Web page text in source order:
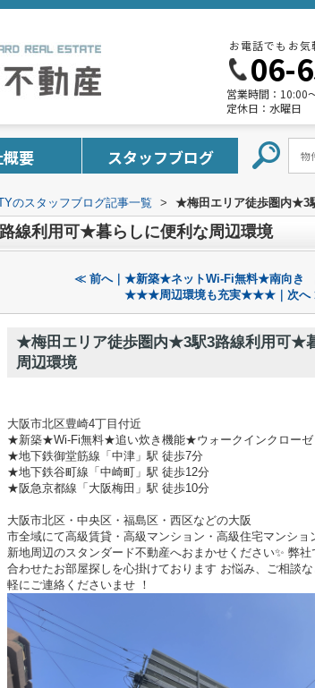
お電話でもお
06-
営業時間： 10:00
定休日： 水曜日
要 スタッフブログ
のスタッフブログ記事一覧 > ★梅田エリア徒歩圏内★3
線利用可★暮らしに便利な周辺環境
≪ 前へ｜★新築★ネットWi-Fi無料★南向き
★★★周辺環境も充実★★★｜次
★梅田エリア徒歩圏内★3駅3路線利用可★
周辺環境
大阪市北区豊崎4丁目付近
★新築★Wi-Fi無料★追い炊き機能★ウォークインクローゼ
★地下鉄御堂筋線「中津」駅 徒歩7分
★地下鉄谷町線「中崎町」駅 徒歩12分
★阪急京都線「大阪梅田」駅 徒歩10分
大阪市北区・中央区・福島区・西区などの大阪
市全域にて高級賃貸・高級マンション・高級住宅マンショ
新地周辺のスタンダード不動産へおまかせください✨ 弊
合わせたお部屋探しを心掛けております お悩み、ご相談
軽にご連絡くださいませ ！